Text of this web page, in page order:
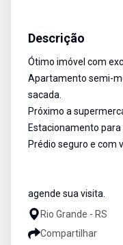
Descrição
Ótimo imóvel com
Apartamento semi-
sacada.
Próximo a
Estacionamento para
Prédio seguro e com
agende sua visita.
Rio Grande - RS
Compartilhar